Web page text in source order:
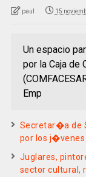
paul 15
Un espacio
por la Caja de
Emp
Secretar�a de
por los j�venes
Juglares,
sector cultural,